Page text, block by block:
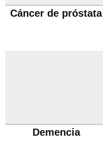
Cáncer de próstata
Demencia